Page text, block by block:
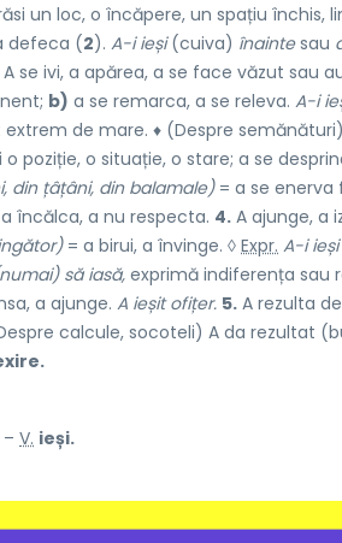
un loc, o încăpere, un spațiu
defeca (2). A-i ieși(cuiva) înaintesau
A se ivi, a apărea, a se face văzut sau
b) a se remarca, a se releva. A-i
de mare. ♦ (Despre
o poziție, o situație, o stare; a se
din țâțâni, din balamale)= a se enerva
încălca, a nu respecta. 4. A ajunge, a
= a birui, a învinge. ◊ Expr. A-i ieși
să iasă, exprimă indiferența sau
a ajunge. A ieșit ofițer. 5. A rezulta
calcule, socoteli) A da rezultat
V. ieși.